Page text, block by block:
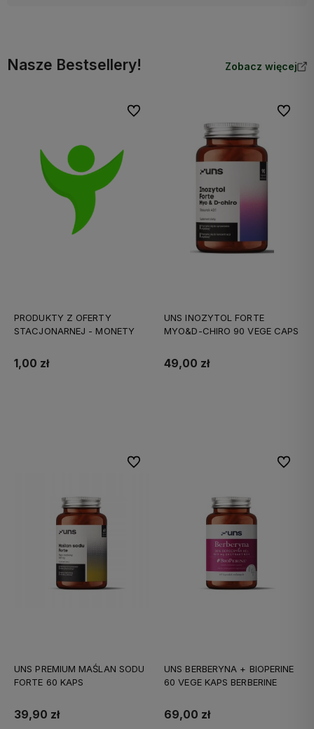
Nasze Bestsellery! Zobacz więcej
PRODUKTY Z OFERTY
STACJONARNEJ - MONETY
1,00 zł
Do ulubionych
UNS INOZYTOL FORTE
MYO&D-CHIRO 90 VEGE CAPS
49,00 zł
Do
UNS PREMIUM MAŚLAN SODU
FORTE 60 KAPS
39,90 zł
Do ulubionych
UNS BERBERYNA + BIOPERINE
60 VEGE KAPS BERBERINE
69,00 zł
Do